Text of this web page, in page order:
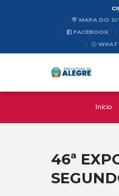
MAPA DO
FACEBOOK
Início
46ª